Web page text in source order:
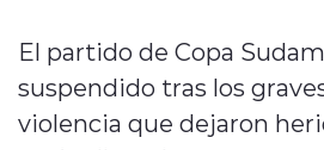
Entrevistas
El partido de Copa
suspendido tras los
violencia que dejaron